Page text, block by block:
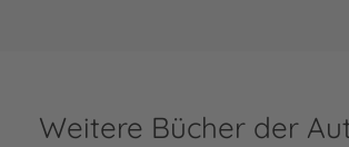
Weitere Bücher der